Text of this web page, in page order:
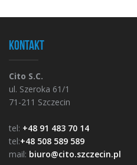
Kontakt
Cito S.C.
ul. Szeroka 61/1
71-211 Szczecin
tel: +48 91 483 70 14
tel:+48 508 589 589
mail: biuro@cito.szczecin.pl